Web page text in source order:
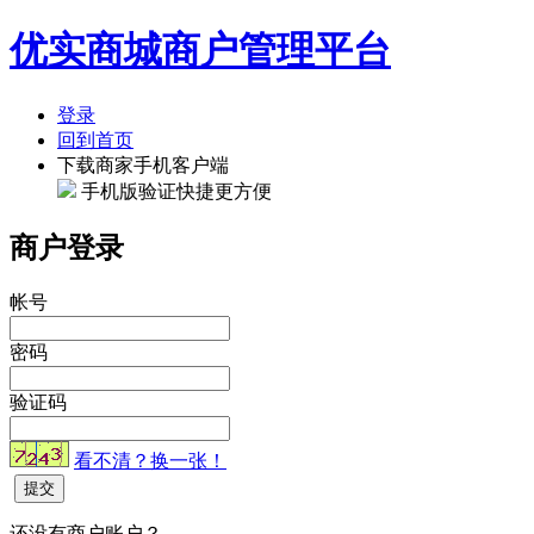
优实商城商户管理平台
登录
回到首页
下载商家手机客户端
手机版验证快捷更方便
商户登录
帐号
密码
验证码
看不清？换一张！
提交